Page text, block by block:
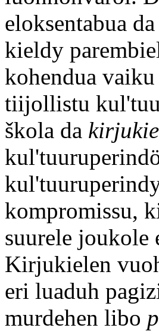
eloksentabua da
kieldy
kohendua
tiijollistu
škola da
kompromissu,
suurele
Kirjukielen
eri luaduh
murdehen libo